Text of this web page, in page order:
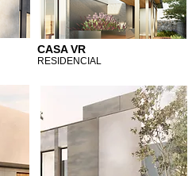
CASA VR
RESIDENCIAL